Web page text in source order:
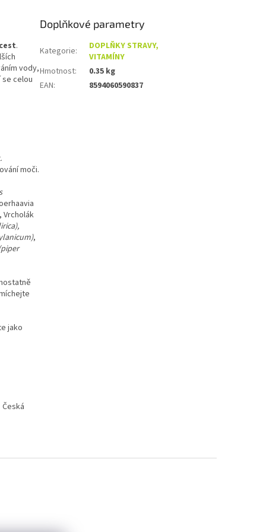
.
vody,
celou
moči.
, Vrcholák
,
jako
Doplňkové parametry
Kategorie:
DOPLŇKY STRAVY,
VITAMÍNY
Hmotnost:
0.35 kg
EAN: 8594060590837